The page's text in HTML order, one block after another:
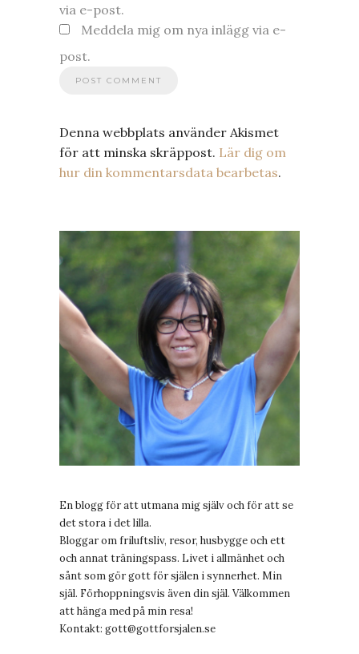
via e-post.
Meddela mig om nya inlägg via e-
post.
Denna webbplats använder Akismet
för att minska skräppost. Lär dig om
hur din kommentarsdata bearbetas.
En blogg för att utmana mig själv och för att se
det stora i det lilla.
Bloggar om friluftsliv, resor, husbygge och ett
och annat träningspass. Livet i allmänhet och
sånt som gör gott för själen i synnerhet. Min
själ. Förhoppningsvis även din själ. Välkommen
att hänga med på min resa!
Kontakt: gott@gottforsjalen.se